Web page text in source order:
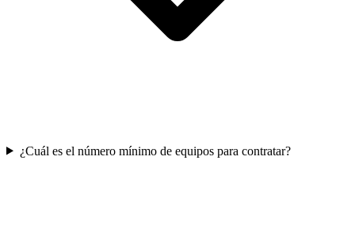
¿Cuál es el número mínimo de equipos para contratar?